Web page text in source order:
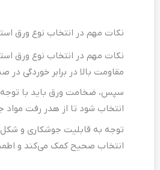
نکات مهم در انتخاب نوع ورق
نکات مهم در انتخاب نوع ورق
مقاومت بالا در برابر خوردگی در
سپس، ضخامت ورق باید با توجه
انتخاب شود تا از هدر رفت مواد
توجه به قابلیت جوشکاری و
انتخاب صحیح کمک می‌کند و